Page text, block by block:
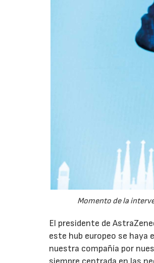
Momento de la
El presidente de
este hub europeo se haya
nuestra compañía por